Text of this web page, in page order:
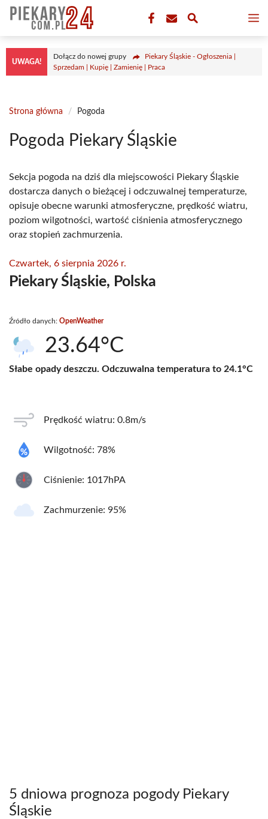
Przejdź
treści
UWAGA!
Dołącz do nowej grupy
Piekary Śląskie - Ogłoszenia |
Sprzedam | Kupię | Zamienię | Praca
Strona główna / Pogoda
Pogoda Piekary Śląskie
Sekcja pogoda na dziś dla miejscowości Piekary Śląskie
dostarcza danych o bieżącej i odczuwalnej temperaturze,
opisuje obecne warunki atmosferyczne, prędkość wiatru,
poziom wilgotności, wartość ciśnienia atmosferycznego
oraz stopień zachmurzenia.
Czwartek, 6 sierpnia 2026 r.
Piekary Śląskie, Polska
Źródło danych: OpenWeather
23.64°C
Słabe opady deszczu. Odczuwalna temperatura to 24.1°C
Prędkość wiatru: 0.8m/s
Wilgotność: 78%
Ciśnienie: 1017hPA
Zachmurzenie: 95%
5 dniowa prognoza pogody Piekary
Śląskie